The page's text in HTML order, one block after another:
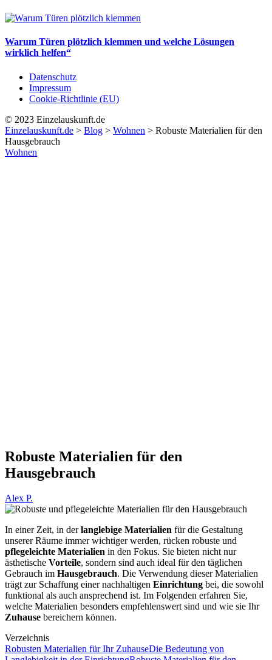
Warum Türen plötzlich klemmen und welche Lösungen
wirklich helfen“
Datenschutz
Impressum
Cookie-Richtlinie (EU)
© 2023 Einzelauskunft.de
Einzelauskunft.de > Blog > Wohnen > Robuste Materialien für den
Hausgebrauch
Wohnen
Robuste Materialien für den
Hausgebrauch
Alex P.
In einer Zeit, in derlanglebige Materialien für die Gestaltung
unserer Räume immer wichtiger werden, rücken robuste und
pflegeleichte Materialien in den Fokus. Sie bieten nicht nur
ästhetische Vorteile, sondern sind auch ideal für den täglichen
Gebrauch im Hausgebrauch. Die Verwendung dieser Materialien
trägt zur Schaffung einer nachhaltigen Einrichtung bei, die sowohl
funktional als auch ansprechend ist. Im Folgenden erfahren Sie,
welche Materialien besonders empfehlenswert sind und wie sie Ihr
Zuhause bereichern können.
Verzeichnis
Robusten Materialien für Ihr ZuhauseDie Bedeutung von